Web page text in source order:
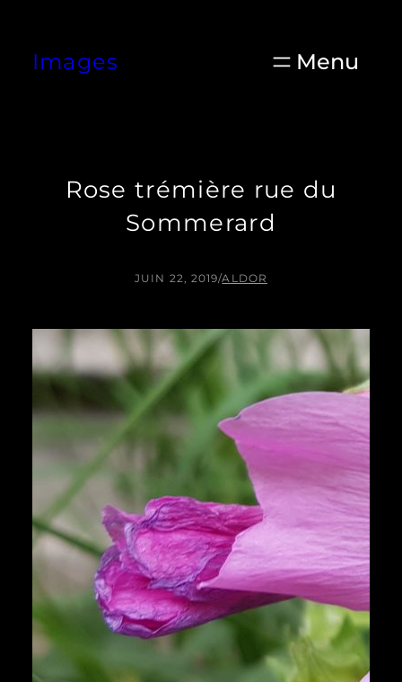
contenu
Images
Rose trémière rue du
Sommerard
JUIN 22, 2019/ALDOR